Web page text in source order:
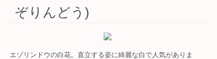
ぞりんどう)
エゾリンドウの白花。直立する姿に綺麗な白で人気がありま